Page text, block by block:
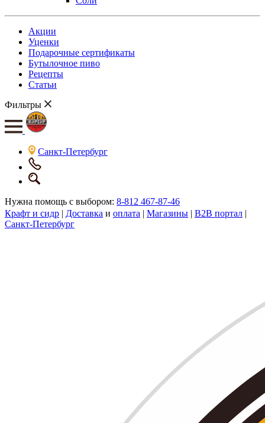
Акции
Уценки
Подарочные сертификаты
Бутылочное пиво
Рецепты
Статьи
Фильтры
Санкт-Петербург
Нужна помощь с выбором: 8-812 467-87-46
Крафт и сидр | Доставка и оплата | Магазины | B2B портал |
Санкт-Петербург